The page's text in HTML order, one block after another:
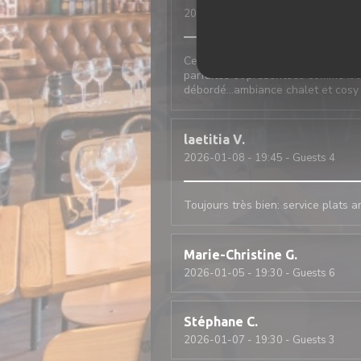
2026-01-09
Cela fait 20 ans que j‘y vais, seul
parfaites et présentées comme il
débordé…ambiance chalet et cosy
laetitia V
2026-01-08 - 19:45 - Guests 4
Toujours très bien: service plats
Marie-Christine G
2026-01-05 - 19:30 - Guests 6
Stéphane C
2026-01-07 - 19:30 - Guests 3